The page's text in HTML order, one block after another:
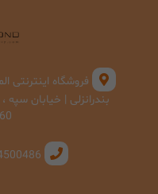
فروشگاه اینترنتی
بندرانزلی | خیابان
| 01344500476